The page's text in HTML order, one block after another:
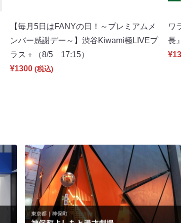
【毎月5日はFANYの日！～プレミアムメ
ンバー感謝デー～】渋谷Kiwami極LIVEプ
ラス＋（8/5 17:15）
¥1300 (税込)
ワ
長